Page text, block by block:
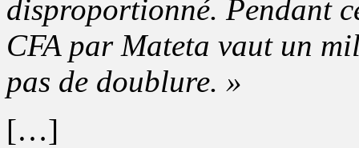
disproportionné. Pendant
CFA par Mateta vaut un
pas de doublure. »
[…]